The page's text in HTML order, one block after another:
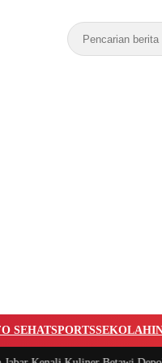
SEHATSPORTSSEKOLAH